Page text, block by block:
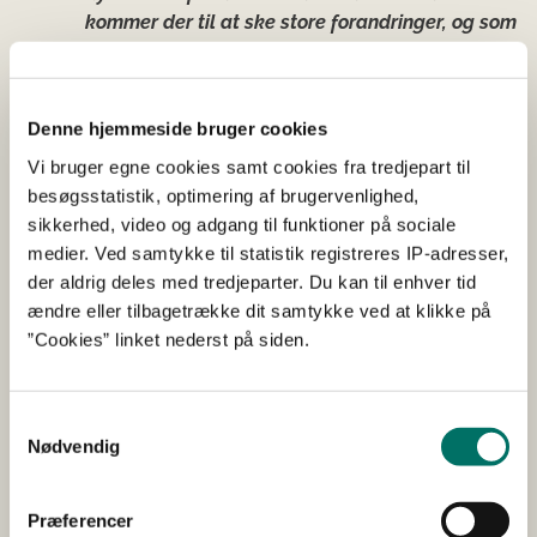
Denne hjemmeside bruger cookies
Vi bruger egne cookies samt cookies fra tredjepart til
besøgsstatistik, optimering af brugervenlighed,
sikkerhed, video og adgang til funktioner på sociale
medier. Ved samtykke til statistik registreres IP-adresser,
der aldrig deles med tredjeparter. Du kan til enhver tid
ændre eller tilbagetrække dit samtykke ved at klikke på
”Cookies” linket nederst på siden.
Nødvendig
Præferencer
kommer der til at ske store forandringer, og som
at fortsætte i samme spor og skridt for skridt
behandles ordentligt. Så enkelt er det.
Overblik over de implementerede initiativer:
Initiativ mod ekstrem avl af kæledyr
Præcisering af regler om opbinding af hunde
Forbud mod visse hundehalsbånd
Øget bevilling til Dyrenes Vagtcentral
Øget og målrettet kontrol